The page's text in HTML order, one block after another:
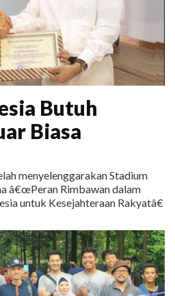
Butuh
Biasa
menyelenggarakan Stadium
â€œPeran Rimbawan dalam
untuk Kesejahteraan Rakyatâ€